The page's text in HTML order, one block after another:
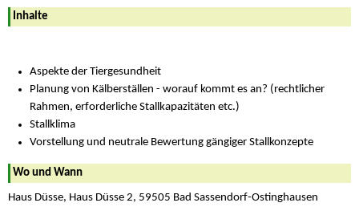
Inhalte
Aspekte der Tiergesundheit
Planung von Kälberställen - worauf kommt es an? (rechtlicher
Rahmen, erforderliche Stallkapazitäten etc.)
Stallklima
Vorstellung und neutrale Bewertung gängiger Stallkonzepte
Wo und Wann
Haus Düsse, Haus Düsse 2, 59505 Bad Sassendorf-Ostinghausen